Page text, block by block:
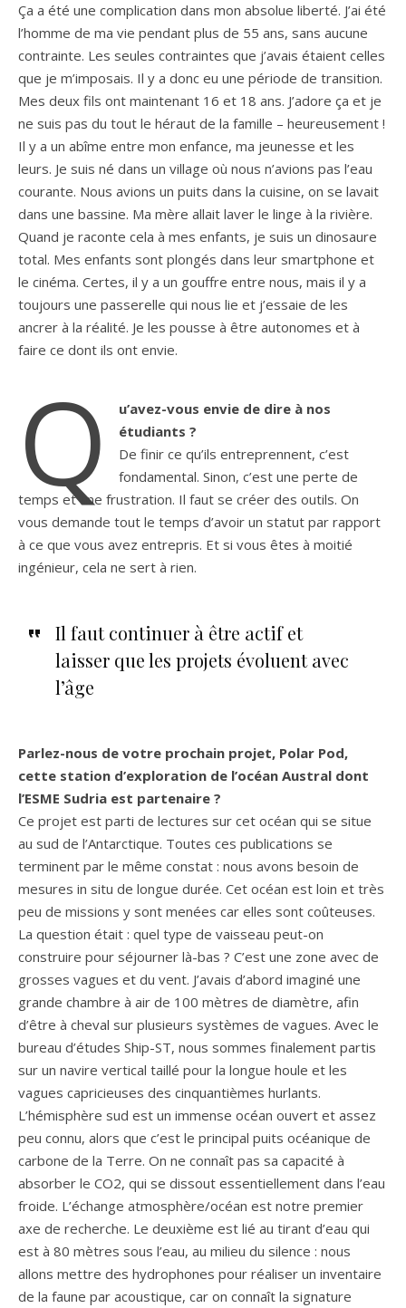
Ça a été une complication dans mon absolue liberté. J’ai été
l’homme de ma vie pendant plus de 55 ans, sans aucune
contrainte. Les seules contraintes que j’avais étaient celles
que je m’imposais. Il y a donc eu une période de transition.
Mes deux fils ont maintenant 16 et 18 ans. J’adore ça et je
ne suis pas du tout le héraut de la famille – heureusement !
Il y a un abîme entre mon enfance, ma jeunesse et les
leurs. Je suis né dans un village où nous n’avions pas l’eau
courante. Nous avions un puits dans la cuisine, on se lavait
dans une bassine. Ma mère allait laver le linge à la rivière.
Quand je raconte cela à mes enfants, je suis un dinosaure
total. Mes enfants sont plongés dans leur smartphone et
le cinéma. Certes, il y a un gouffre entre nous, mais il y a
toujours une passerelle qui nous lie et j’essaie de les
ancrer à la réalité. Je les pousse à être autonomes et à
faire ce dont ils ont envie.
Q
u’avez-vous envie de dire à nos
étudiants ?
De finir ce qu’ils entreprennent, c’est
fondamental. Sinon, c’est une perte de
temps et une frustration. Il faut se créer des outils. On
vous demande tout le temps d’avoir un statut par rapport
à ce que vous avez entrepris. Et si vous êtes à moitié
ingénieur, cela ne sert à rien.
Il faut continuer à être actif et
laisser que les projets évoluent avec
l’âge
Parlez-nous de votre prochain projet, Polar Pod,
cette station d’exploration de l’océan Austral dont
l’ESME Sudria est partenaire ?
Ce projet est parti de lectures sur cet océan qui se situe
au sud de l’Antarctique. Toutes ces publications se
terminent par le même constat : nous avons besoin de
mesures in situ de longue durée. Cet océan est loin et très
peu de missions y sont menées car elles sont coûteuses.
La question était : quel type de vaisseau peut-on
construire pour séjourner là-bas ? C’est une zone avec de
grosses vagues et du vent. J’avais d’abord imaginé une
grande chambre à air de 100 mètres de diamètre, afin
d’être à cheval sur plusieurs systèmes de vagues. Avec le
bureau d’études Ship-ST, nous sommes finalement partis
sur un navire vertical taillé pour la longue houle et les
vagues capricieuses des cinquantièmes hurlants.
L’hémisphère sud est un immense océan ouvert et assez
peu connu, alors que c’est le principal puits océanique de
carbone de la Terre. On ne connaît pas sa capacité à
absorber le CO2, qui se dissout essentiellement dans l’eau
froide. L’échange atmosphère/océan est notre premier
axe de recherche. Le deuxième est lié au tirant d’eau qui
est à 80 mètres sous l’eau, au milieu du silence : nous
allons mettre des hydrophones pour réaliser un inventaire
de la faune par acoustique, car on connaît la signature